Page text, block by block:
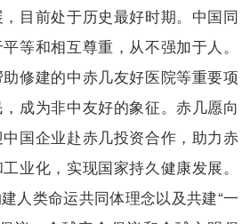
目前处于历史最好时期。中国同
等和相互尊重，从不强加于人。
修建的中赤几友好医院等重要项
成为非中友好的象征。赤几愿向
国企业赴赤几投资合作，助力赤
业化，实现国家持久健康发展。
人类命运共同体理念以及共建“一